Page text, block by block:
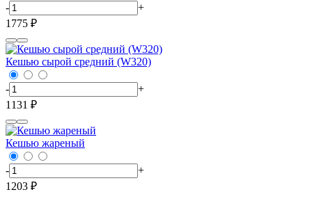
-
+
1775 ₽
Кешью сырой средний (W320)
-
+
1131 ₽
Кешью жареный
-
+
1203 ₽